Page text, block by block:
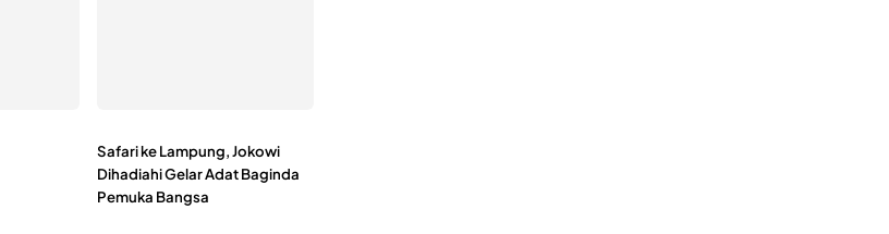
Safari ke Lampung, Jokowi
Dihadiahi Gelar Adat Baginda
Pemuka Bangsa